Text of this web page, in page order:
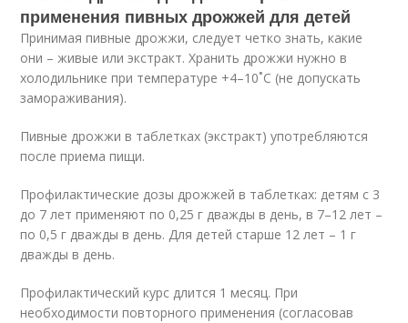
применения пивных дрожжей для детей
Принимая пивные дрожжи, следует четко знать, какие
они – живые или экстракт. Хранить дрожжи нужно в
холодильнике при температуре +4–10˚С (не допускать
замораживания).
Пивные дрожжи в таблетках (экстракт) употребляются
после приема пищи.
Профилактические дозы дрожжей в таблетках: детям с 3
до 7 лет применяют по 0,25 г дважды в день, в 7–12 лет –
по 0,5 г дважды в день. Для детей старше 12 лет – 1 г
дважды в день.
Профилактический курс длится 1 месяц. При
необходимости повторного применения (согласовав